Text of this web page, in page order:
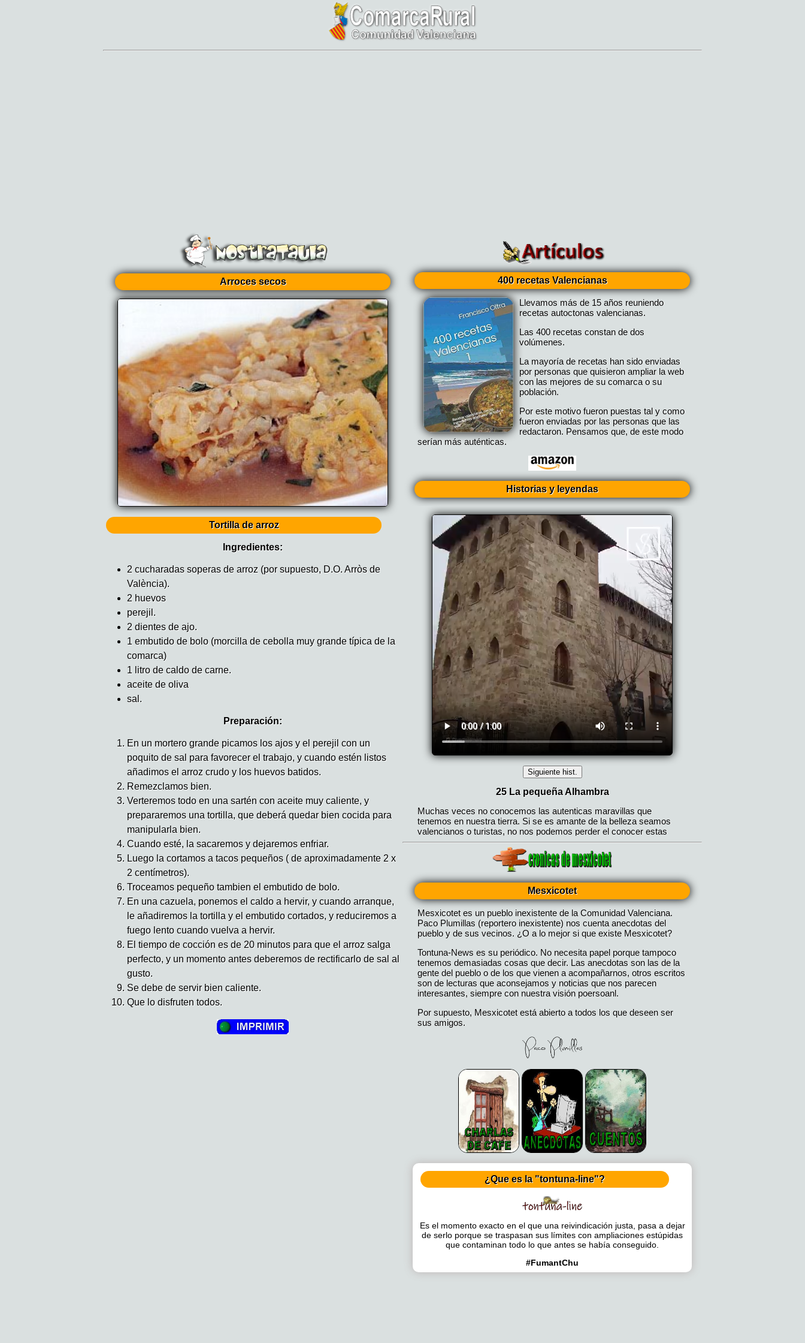
Arroces secos
Tortilla de arroz
Ingredientes:
2 cucharadas soperas de arroz (por supuesto, D.O. Arròs de
València).
2 huevos
perejil.
2 dientes de ajo.
1 embutido de bolo (morcilla de cebolla muy grande típica de la
comarca)
1 litro de caldo de carne.
aceite de oliva
sal.
Preparación:
En un mortero grande picamos los ajos y el perejil con un
poquito de sal para favorecer el trabajo, y cuando estén listos
añadimos el arroz crudo y los huevos batidos.
Remezclamos bien.
Verteremos todo en una sartén con aceite muy caliente, y
prepararemos una tortilla, que deberá quedar bien cocida para
manipularla bien.
Cuando esté, la sacaremos y dejaremos enfriar.
Luego la cortamos a tacos pequeños ( de aproximadamente 2 x
2 centímetros).
Troceamos pequeño tambien el embutido de bolo.
En una cazuela, ponemos el caldo a hervir, y cuando arranque,
le añadiremos la tortilla y el embutido cortados, y reduciremos a
fuego lento cuando vuelva a hervir.
El tiempo de cocción es de 20 minutos para que el arroz salga
perfecto, y un momento antes deberemos de rectificarlo de sal al
gusto.
Se debe de servir bien caliente.
Que lo disfruten todos.
400 recetas Valencianas
Llevamos más de 15 años reuniendo
recetas autoctonas valencianas.
Las 400 recetas constan de dos
volúmenes.
La mayoría de recetas han sido enviadas
por personas que quisieron ampliar la web
con las mejores de su comarca o su
población.
Por este motivo fueron puestas tal y como
fueron enviadas por las personas que las
redactaron. Pensamos que, de este modo
serían más auténticas.
Historias y leyendas
Mesxicotet
Mesxicotet es un pueblo inexistente de la Comunidad Valenciana.
Paco Plumillas (reportero inexistente) nos cuenta anecdotas del
pueblo y de sus vecinos. ¿O a lo mejor si que existe Mesxicotet?
Tontuna-News es su periódico. No necesita papel porque tampoco
tenemos demasiadas cosas que decir. Las anecdotas son las de la
gente del pueblo o de los que vienen a acompañarnos, otros escritos
son de lecturas que aconsejamos y noticias que nos parecen
interesantes, siempre con nuestra visión poersoanl.
Por supuesto, Mesxicotet está abierto a todos los que deseen ser
sus amigos.
¿Que es la "tontuna-line"?
Es el momento exacto en el que una reivindicación justa, pasa a dejar
de serlo porque se traspasan sus límites con ampliaciones estúpidas
que contaminan todo lo que antes se había conseguido.
#FumantChu